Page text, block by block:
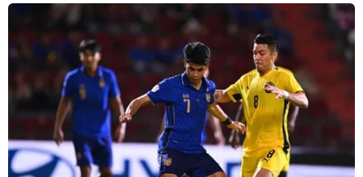
#Vé xem nhạc #George Michael
#Ca sỹ
#Last Christmas
#Giáng sinh #qua đời